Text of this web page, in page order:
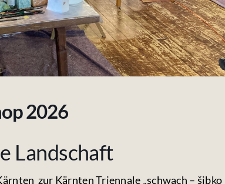
2026
Landschaft
zur Kärnten Triennale „schwach – šibko